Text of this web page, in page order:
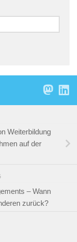
Weiterbildung
auf der
– Wann
zurück?